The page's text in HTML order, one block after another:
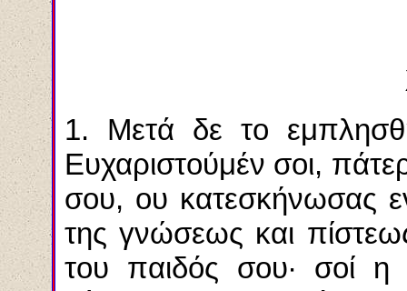
1. Μετά δε το
Ευχαριστούμέν σοι,
σου, ου κατεσκήνωσας
της γνώσεως και
του παιδός σου· σοί